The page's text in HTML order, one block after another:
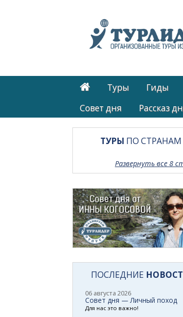
Туры Гиды
Cовет дня
Рассказ
ТУРЫ ПО СТРАНАМ
Развернуть все 8
ПОСЛЕДНИЕ
06 августа 2026
Совет дня — Личный поход
Для нас это важно!